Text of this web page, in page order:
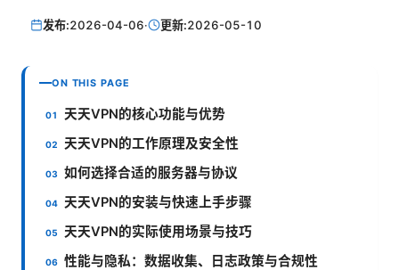
发布:2026-04-06· 更新:2026-05-10
ON THIS PAGE
天天VPN的核心功能与优势
天天VPN的工作原理及安全性
如何选择合适的服务器与协议
天天VPN的安装与快速上手步骤
天天VPN的实际使用场景与技巧
性能与隐私：数据收集、日志政策与合规性